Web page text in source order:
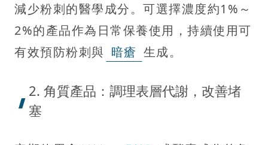
減少粉刺的醫學成分。可選擇濃度約1%～
2%的產品作為日常保養使用，持續使用可
有效預防粉刺與 暗瘡 生成。
2. 角質產品：調理表層代謝，改善堵
塞